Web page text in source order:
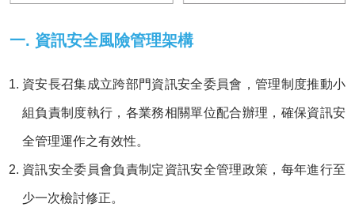
一. 資訊安全風險管理架構
資安長召集成立跨部門資訊安全委員會，管理制度推動小
組負責制度執行，各業務相關單位配合辦理，確保資訊安
全管理運作之有效性。
資訊安全委員會負責制定資訊安全管理政策，每年進行至
少一次檢討修正。